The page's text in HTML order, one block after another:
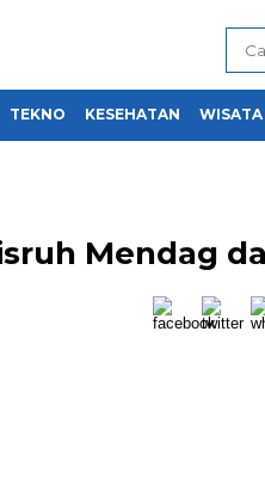
TEKNO KESEHATAN WISATA
Mendag